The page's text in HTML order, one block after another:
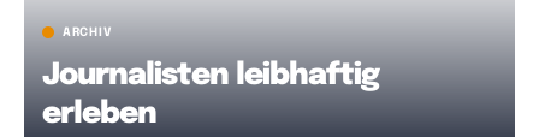
ARCHIV
Journalisten leibhaftig
erleben